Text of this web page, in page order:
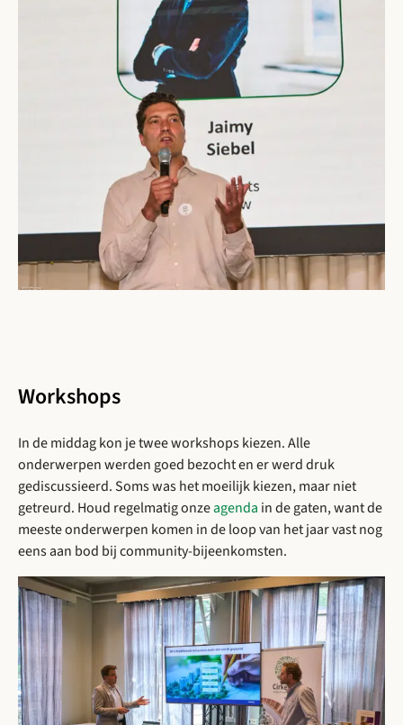
Workshops
In de middag kon je twee workshops kiezen. Alle
onderwerpen werden goed bezocht en er werd druk
gediscussieerd. Soms was het moeilijk kiezen, maar niet
getreurd. Houd regelmatig onzeagenda in de gaten, want de
meeste onderwerpen komen in de loop van het jaar vast nog
eens aan bod bij community-bijeenkomsten.